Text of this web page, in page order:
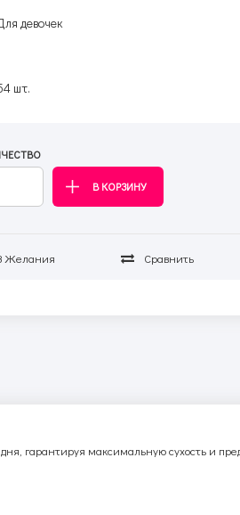
девочек
шт.
Желания Сравнить
гарантируя максимальную сухость и